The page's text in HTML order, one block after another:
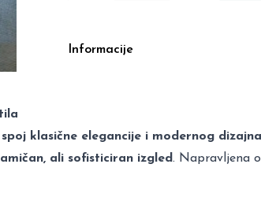
Informacije
klasične elegancije i modernog dizajna
ali sofisticiran izgled. Napravljena